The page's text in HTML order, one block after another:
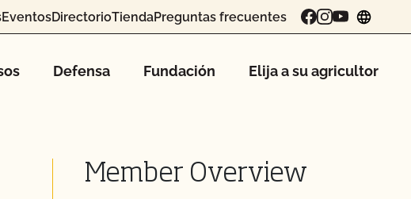
EventosDirectorioTiendaPreguntas frecuentes
Defensa Fundación Elija a su agricultor
Member Overview